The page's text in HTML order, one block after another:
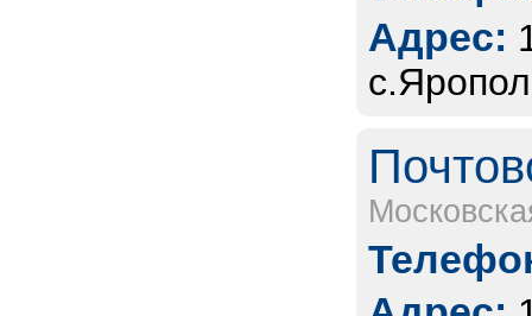
Адрес: